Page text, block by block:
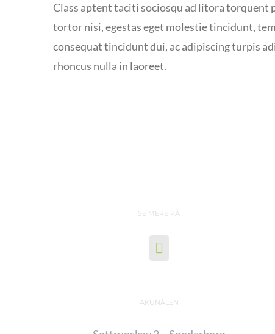
Class aptent taciti sociosqu ad litora torquent
tortor nisi, egestas eget molestie tincidunt,
consequat tincidunt dui, ac adipiscing turpis
rhoncus nulla in laoreet.
SE MERE PÅ
AKUNÅLEN